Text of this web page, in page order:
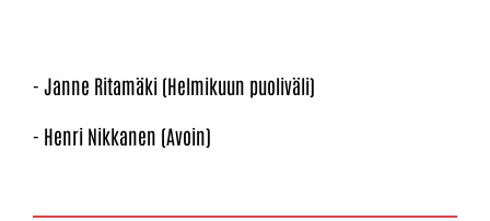
- Janne Ritamäki (Helmikuun puoliväli)
- Henri Nikkanen (Avoin)